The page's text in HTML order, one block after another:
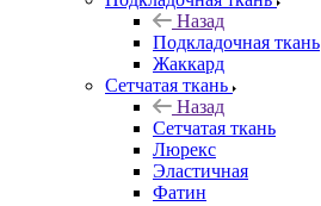
Назад
Подкладочная ткань
Жаккард
Сетчатая ткань
Назад
Сетчатая ткань
Люрекс
Эластичная
Фатин